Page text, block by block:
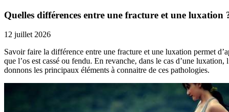
Quelles différences entre une fracture et une luxation
12 juillet 2026
Savoir faire la différence entre une fracture et une luxation permet
que l’os est cassé ou fendu. En revanche, dans le cas d’une
donnons les principaux éléments à connaitre de ces pathologies.